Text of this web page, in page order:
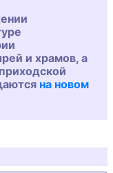
и храмов, а
на новом